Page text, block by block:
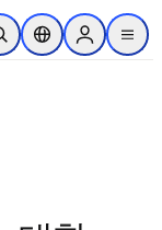
content
Search
Location Selector
Sign in to
menu